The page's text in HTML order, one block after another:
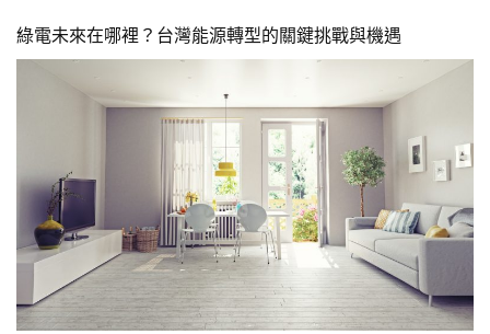
綠電未來在哪裡？台灣能源轉型的關鍵挑戰與機遇